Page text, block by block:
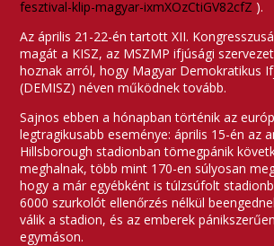
fesztival-klip-magyar-ixmXOzCtiGV82cfZ ).
Az április 21-22-én tartott XII.
magát a KISZ, az MSZMP ifjúsági
hoznak arról, hogy Magyar Demokratikus
(DEMISZ) néven működnek tovább.
Sajnos ebben a hónapban történik az
legtragikusabb eseménye: április 15-én az
Hillsborough stadionban tömegpánik
meghalnak, több mint 170-en súlyosan
hogy a már egyébként is túlzsúfolt
6000 szurkolót ellenőrzés nélkül
válik a stadion, és az emberek
egymáson.